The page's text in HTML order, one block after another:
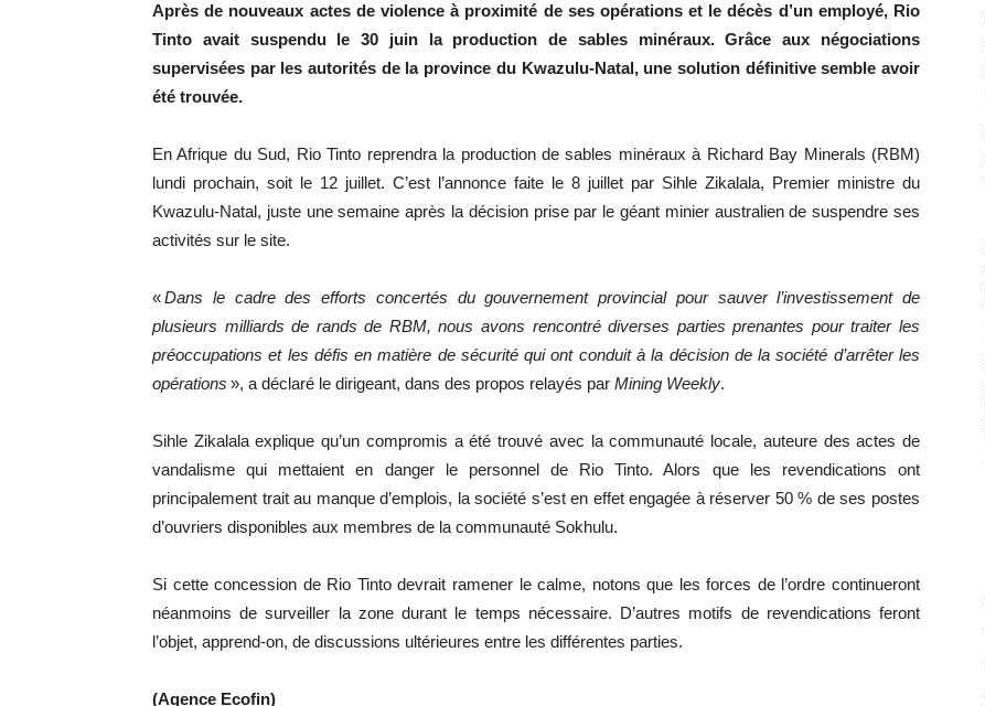
Après de nouveaux actes de violence à proximité de ses opérations et le décès d’un employé, Rio
Tinto avait suspendu le 30 juin la production de sables minéraux. Grâce aux négociations
supervisées par les autorités de la province du Kwazulu-Natal, une solution définitive semble avoir
été trouvée.
En Afrique du Sud, Rio Tinto reprendra la production de sables minéraux à Richard Bay Minerals (RBM)
lundi prochain, soit le 12 juillet. C’est l’annonce faite le 8 juillet par Sihle Zikalala, Premier ministre du
Kwazulu-Natal, juste une semaine après la décision prise par le géant minier australien de suspendre ses
activités sur le site.
«Dans le cadre des efforts concertés du gouvernement provincial pour sauver l’investissement de
plusieurs milliards de rands de RBM, nous avons rencontré diverses parties prenantes pour traiter les
préoccupations et les défis en matière de sécurité qui ont conduit à la décision de la société d’arrêter les
opérations », a déclaré le dirigeant, dans des propos relayés par Mining Weekly.
Sihle Zikalala explique qu’un compromis a été trouvé avec la communauté locale, auteure des actes de
vandalisme qui mettaient en danger le personnel de Rio Tinto. Alors que les revendications ont
principalement trait au manque d’emplois, la société s’est en effet engagée à réserver 50 % de ses postes
d’ouvriers disponibles aux membres de la communauté Sokhulu.
Si cette concession de Rio Tinto devrait ramener le calme, notons que les forces de l’ordre continueront
néanmoins de surveiller la zone durant le temps nécessaire. D’autres motifs de revendications feront
l’objet, apprend-on, de discussions ultérieures entre les différentes parties.
(Agence Ecofin)